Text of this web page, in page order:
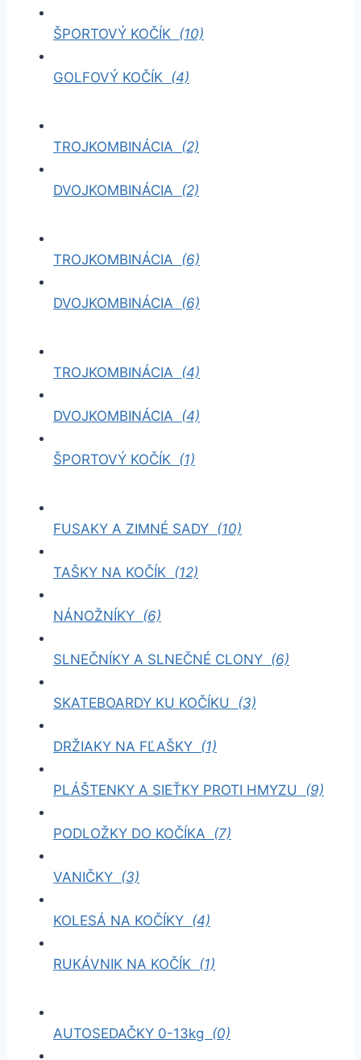
ŠPORTOVÝ KOČÍK (10)
GOLFOVÝ KOČÍK (4)
TROJKOMBINÁCIA (2)
DVOJKOMBINÁCIA (2)
TROJKOMBINÁCIA (6)
DVOJKOMBINÁCIA (6)
TROJKOMBINÁCIA (4)
DVOJKOMBINÁCIA (4)
ŠPORTOVÝ KOČÍK (1)
FUSAKY A ZIMNÉ SADY (10)
TAŠKY NA KOČÍK (12)
NÁNOŽNÍKY (6)
SLNEČNÍKY A SLNEČNÉ CLONY (6)
SKATEBOARDY KU KOČÍKU (3)
DRŽIAKY NA FĽAŠKY (1)
PLÁŠTENKY A SIEŤKY PROTI HMYZU (9)
PODLOŽKY DO KOČÍKA (7)
VANIČKY (3)
KOLESÁ NA KOČÍKY (4)
RUKÁVNIK NA KOČÍK (1)
AUTOSEDAČKY 0-13kg (0)